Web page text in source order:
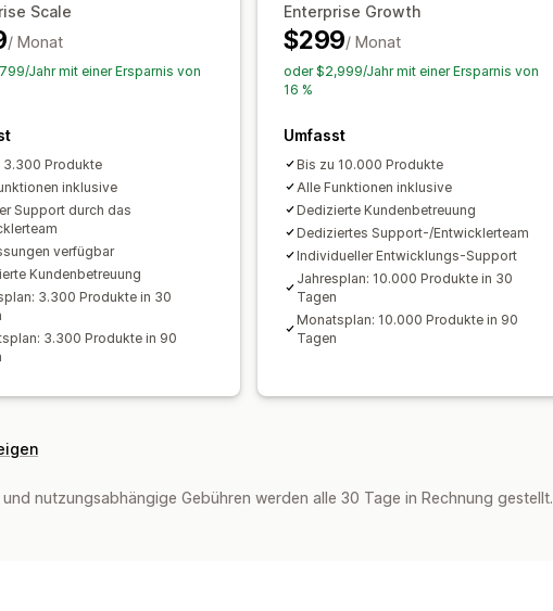
Scale
/ Monat
Jahr mit einer Ersparnis von
3.300 Produkte
inklusive
Support durch das
verfügbar
Kundenbetreuung
3.300 Produkte in 30
3.300 Produkte in 90
Enterprise Growth
$299/ Monat
oder $2,999/Jahr mit einer Ersparnis von
16 %
Umfasst
Bis zu 10.000 Produkte
Alle Funktionen inklusive
Dedizierte Kundenbetreuung
Dediziertes Support-/Entwicklerteam
Individueller Entwicklungs-Support
Jahresplan: 10.000 Produkte in 30
Tagen
Monatsplan: 10.000 Produkte in 90
Tagen
nutzungsabhängige Gebühren werden alle 30 Tage in Rechnung gestellt.